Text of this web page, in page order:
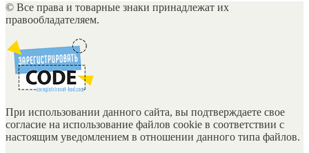
© Все права и товарные знаки принадлежат их
правообладателяем.
При использовании данного сайта, вы подтверждаете свое
согласие на использование файлов cookie в соответствии с
настоящим уведомлением в отношении данного типа файлов.